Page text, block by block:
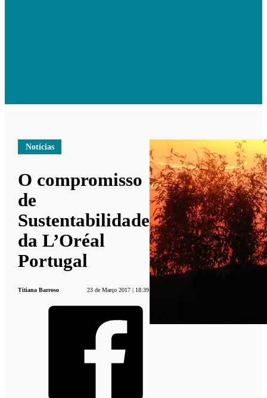
Notícias
O compromisso
de
Sustentabilidade
da L’Oréal
Portugal
Titiana Barroso 23 de Março 2017 | 18:39